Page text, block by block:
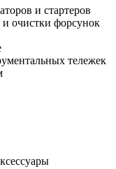
и стартеров
и очистки форсунок
тележек